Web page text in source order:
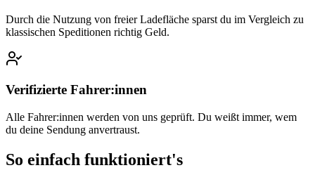
Durch die Nutzung von freier Ladefläche sparst du im Vergleich zu
klassischen Speditionen richtig Geld.
Verifizierte Fahrer:innen
Alle Fahrer:innen werden von uns geprüft. Du weißt immer, wem
du deine Sendung anvertraust.
So einfach funktioniert's